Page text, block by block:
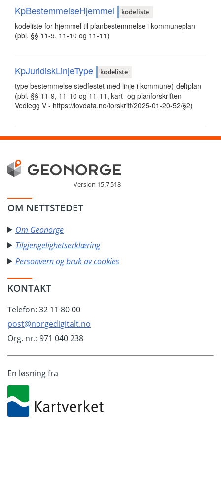
KpBestemmelseHjemmel kodeliste
kodeliste for hjemmel til planbestemmelse i kommuneplan
(pbl. §§ 11-9, 11-10 og 11-11)
KpJuridiskLinjeType kodeliste
type bestemmelse stedfestet med linje i kommune(-del)plan
(pbl. §§ 11-9, 11-10 og 11-11, kart- og planforskriften
Vedlegg V - https://lovdata.no/forskrift/2025-01-20-52/§2)